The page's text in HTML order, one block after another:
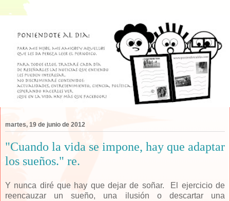
martes, 19 de junio de 2012
"Cuando la vida se impone, hay que adaptar
los sueños." re.
Y nunca diré que hay que dejar de soñar. El ejercicio de
reencauzar un sueño, una ilusión o descartar una